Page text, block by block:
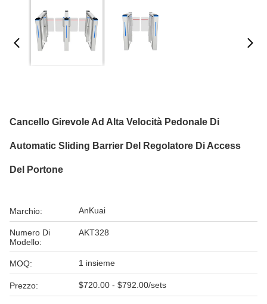
Cancello Girevole Ad Alta Velocità Pedonale Di
Automatic Sliding Barrier Del Regolatore Di Access
Del Portone
Marchio: AnKuai
Numero Di
Modello:
AKT328
MOQ: 1 insieme
Prezzo: $720.00 - $792.00/sets